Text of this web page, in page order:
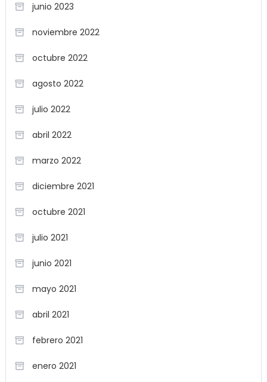
junio 2023
noviembre 2022
octubre 2022
agosto 2022
julio 2022
abril 2022
marzo 2022
diciembre 2021
octubre 2021
julio 2021
junio 2021
mayo 2021
abril 2021
febrero 2021
enero 2021